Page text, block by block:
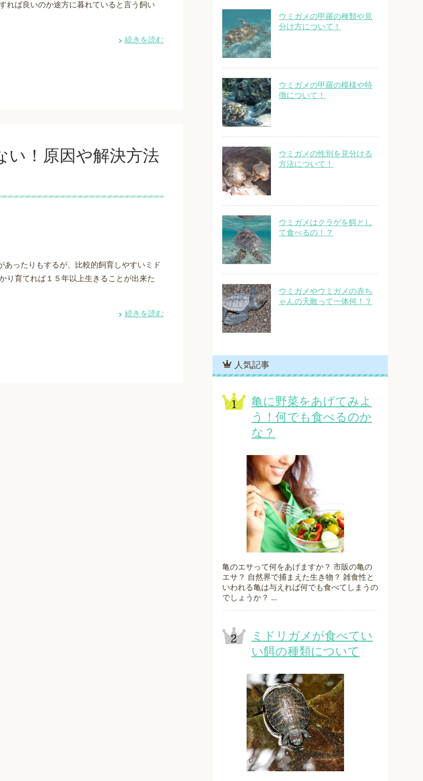
れば良いのか途方に暮れていると言う飼い
続きを読む
い！原因や解決方法
あったりもするが、比較的飼育しやすいミド
り育てれば１５年以上生きることが出来た
続きを読む
ウミガメの甲羅の種類や見
分け方について！
ウミガメの甲羅の模様や特
徴について！
ウミガメの性別を見分ける
方法について！
ウミガメはクラゲを餌とし
て食べるの！？
ウミガメやウミガメの赤ち
ゃんの天敵って一体何！？
人気記事
亀に野菜をあげてみよ
う！何でも食べるのか
な？
亀のエサって何をあげますか？ 市販の亀の
エサ？ 自然界で捕まえた生き物？ 雑食性と
いわれる亀は与えれば何でも食べてしまうの
でしょうか？ ...
ミドリガメが食べてい
い餌の種類について